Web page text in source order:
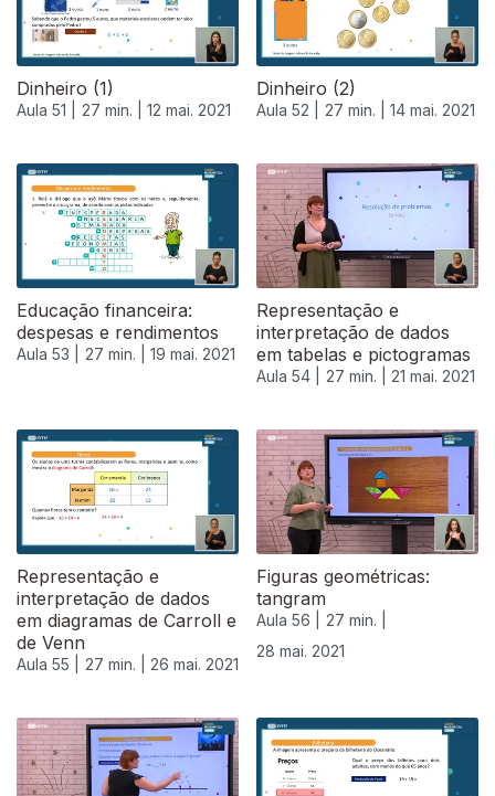
Dinheiro (1)
Aula 51 | 27 min. | 12 mai. 2021
Dinheiro (2)
Aula 52 | 27 min. | 14 mai. 2021
Educação financeira:
despesas e rendimentos
Aula 53 | 27 min. | 19 mai. 2021
Representação e
interpretação de dados
em tabelas e pictogramas
Aula 54 | 27 min. | 21 mai. 2021
Representação e
interpretação de dados
em diagramas de Carroll e
de Venn
Aula 55 | 27 min. | 26 mai. 2021
Figuras geométricas:
tangram
Aula 56 |
27 min. |
28 mai. 2021